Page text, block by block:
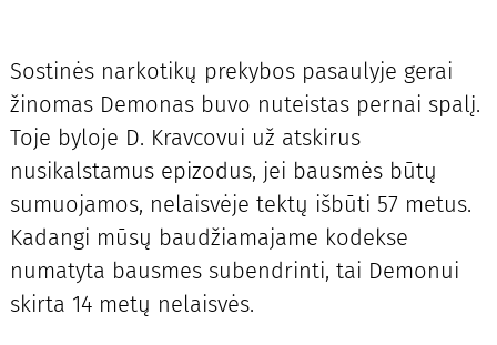
Sostinės narkotikų prekybos pasaulyje gerai
žinomas Demonas buvo nuteistas pernai spalį.
Toje byloje D. Kravcovui už atskirus
nusikalstamus epizodus, jei bausmės būtų
sumuojamos, nelaisvėje tektų išbūti 57 metus.
Kadangi mūsų baudžiamajame kodekse
numatyta bausmes subendrinti, tai Demonui
skirta 14 metų nelaisvės.